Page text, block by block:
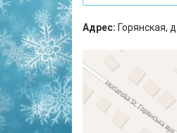
Адрес: Горянская,